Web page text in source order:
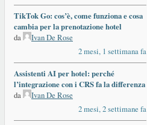
TikTok Go: cos’è, come funziona e cosa
cambia per la prenotazione hotel
da
Ivan De Rose
2 mesi, 1 settimana fa
Assistenti AI per hotel: perché
l’integrazione con i CRS fa la differenza
da
Ivan De Rose
2 mesi, 2 settimane fa